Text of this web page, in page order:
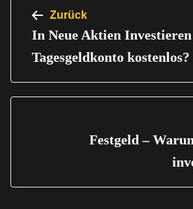
Zurück
In Neue Aktien
Tagesgeldkonto kostenlos?
Festgeld –